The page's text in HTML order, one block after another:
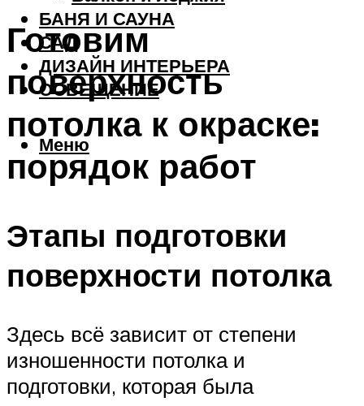
БАНЯ И САУНА
САД
ДИЗАЙН ИНТЕРЬЕРА
ОСВЕЩЕНИЕ
Меню
Готовим
поверхность
потолка к окраске:
порядок работ
Этапы подготовки
поверхности потолка
Здесь всё зависит от степени
изношенности потолка и
подготовки, которая была